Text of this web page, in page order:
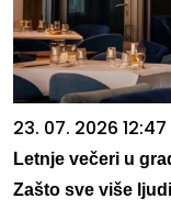
23. 07. 2026 12:47
Letnje večeri u
Zašto sve više